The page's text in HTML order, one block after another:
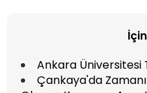
Ankara Üniversitesi
Çankaya'da